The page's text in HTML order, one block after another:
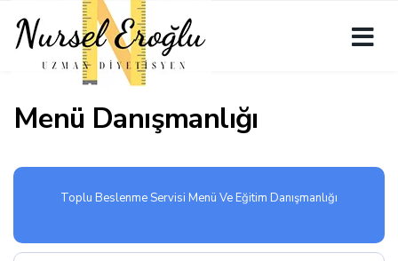
Menü Danışmanlığı
Toplu Beslenme Servisi Menü Ve Eğitim Danışmanlığı